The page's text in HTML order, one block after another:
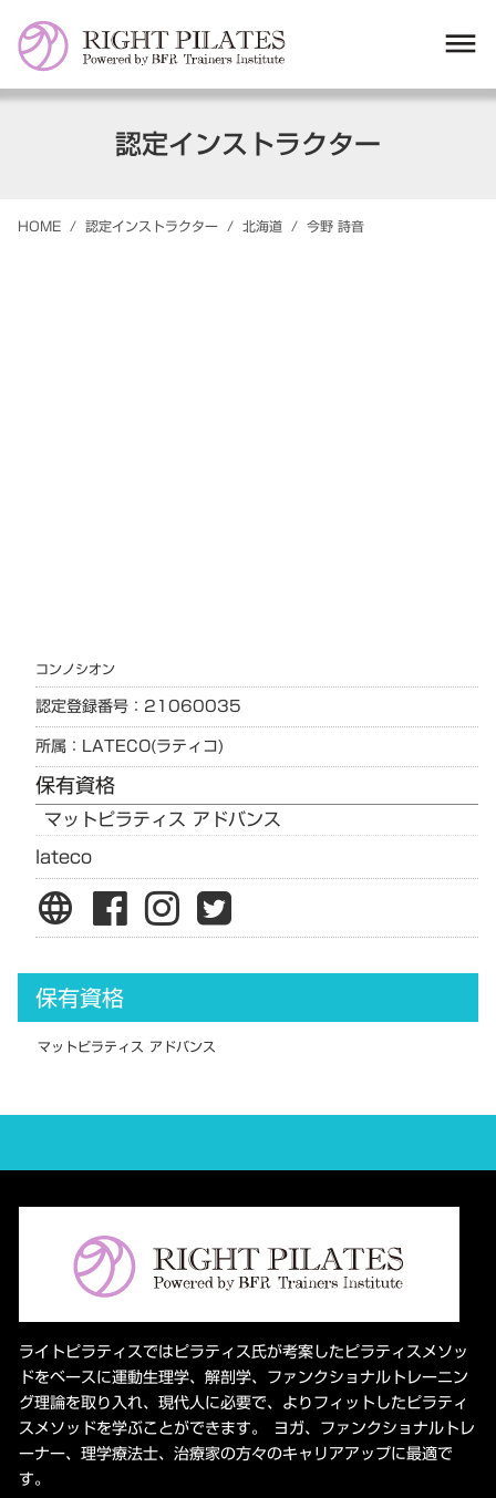
認定インストラクター
HOME / 認定インストラクター / 北海道 / 今野詩音
コンノシオン
認定登録番号：21060035
所属：LATECO(ラティコ)
保有資格
マットピラティス アドバンス
lateco
language
保有資格
マットピラティス アドバンス
ライトピラティスではピラティス氏が考案したピラティスメソッ
ドをベースに運動生理学、解剖学、ファンクショナルトレーニン
グ理論を取り入れ、現代人に必要で、よりフィットしたピラティ
スメソッドを学ぶことができます。 ヨガ、ファンクショナルトレ
ーナー、理学療法士、治療家の方々のキャリアアップに最適で
す。
dehaze